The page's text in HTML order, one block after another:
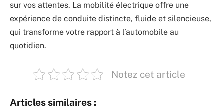
sur vos attentes. La mobilité électrique offre une
expérience de conduite distincte, fluide et silencieuse,
qui transforme votre rapport à l’automobile au
quotidien.
Notez cet article
Articles similaires :